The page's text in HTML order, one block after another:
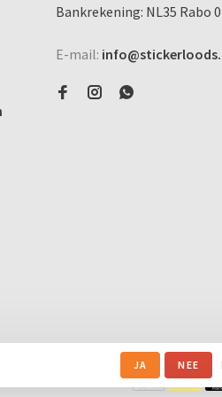
Bankrekening: NL35 Rabo
E-mail:
JA NEE